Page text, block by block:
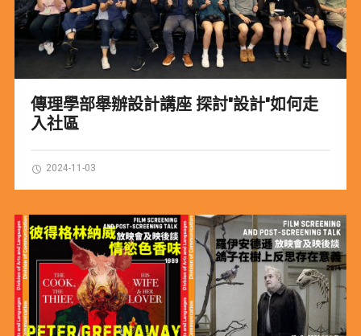
傳理學部舉辦設計講座 探討"設計"如何走
入社區
2024-11-03